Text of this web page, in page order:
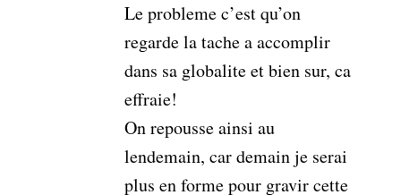
Le probleme c’est qu’on
regarde la tache a accomplir
dans sa globalite et bien sur, ca
effraie!
On repousse ainsi au
lendemain, car demain je serai
plus en forme pour gravir cette